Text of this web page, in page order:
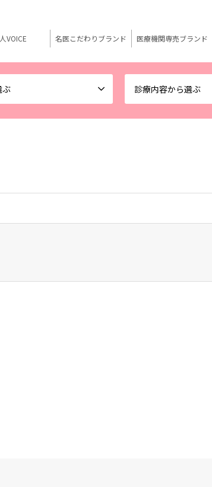
ぶ 診療内容から選ぶ
VOICE 名医こだわりブランド 医療機関専売ブランド